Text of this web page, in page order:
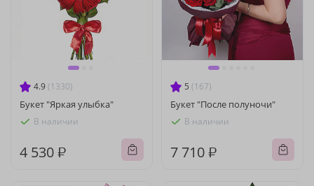
4.9 (1330)
Букет "Яркая улыбка"
В наличии
4 530 ₽
5 (167)
Букет "После полуночи"
В наличии
7 710 ₽